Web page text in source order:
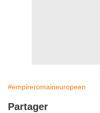
#empireromaineuropeen
Partager